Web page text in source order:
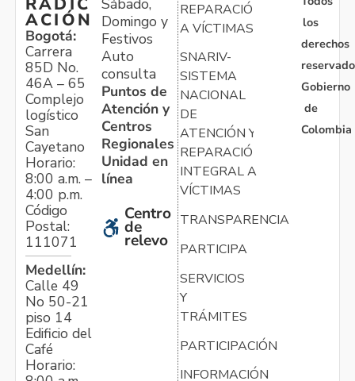
ACIÓN
Bogotá:
Carrera
85D No.
46A – 65
Complejo
logístico
San
Cayetano
Horario:
8:00 a.m. –
4:00 p.m.
Código
Postal:
111071
Medellín:
Calle 49
No 50-21
piso 14
Edificio del
Café
Horario:
Domingo y
Festivos
Auto
consulta
Puntos de
Atención y
Centros
Regionales
Unidad en
línea
Centro
de
relevo
REPARACIÓN
A VÍCTIMAS
SNARIV-
SISTEMA
NACIONAL
DE
ATENCIÓN Y
REPARACIÓN
INTEGRAL A
VÍCTIMAS
TRANSPARENCIA
PARTICIPA
SERVICIOS
Y
TRÁMITES
PARTICIPACIÓN
INFORMACIÓN
los
derechos
Gobierno
de
Colombia